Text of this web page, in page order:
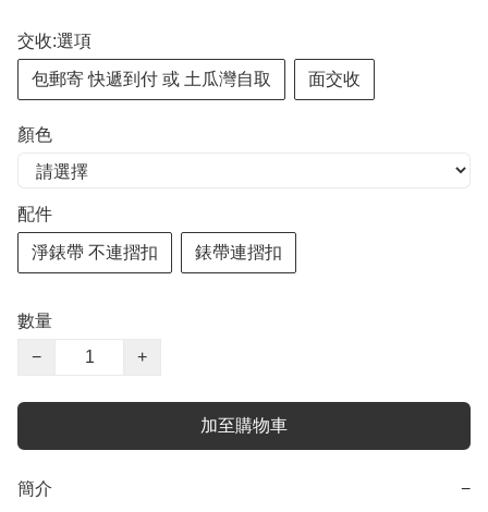
交收:選項
包郵寄 快遞到付 或 土瓜灣自取 面交收
顏色
配件
淨錶帶 不連摺扣 錶帶連摺扣
數量
−
+
加至購物車
簡介 −